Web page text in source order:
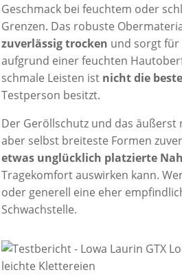
Geschmack bei feuchtem oder
Grenzen. Das robuste
zuverlässig trocken und sorgt für
aufgrund einer feuchten
schmale Leisten ist nicht die
Testperson besitzt.
Der Geröllschutz und das äußerst
aber selbst breiteste Formen
etwas unglücklich platzierte
Tragekomfort auswirken kann.
oder generell eine eher
Schwachstelle.